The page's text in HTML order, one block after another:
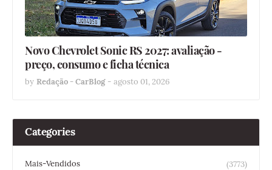
Novo Chevrolet Sonic RS 2027: avaliação -
preço, consumo e ficha técnica
by Redação - CarBlog - agosto 01, 2026
Categories
Mais-Vendidos
(3773)